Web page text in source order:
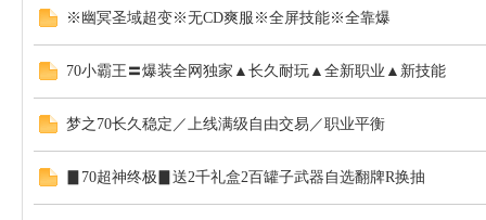
※幽冥圣域超变※无CD爽服※全屏技能※全靠爆
70小霸王〓爆装全网独家▲长久耐玩▲全新职业▲新技能
梦之70长久稳定／上线满级自由交易／职业平衡
▊70超神终极▊送2千礼盒2百罐子武器自选翻牌R换抽